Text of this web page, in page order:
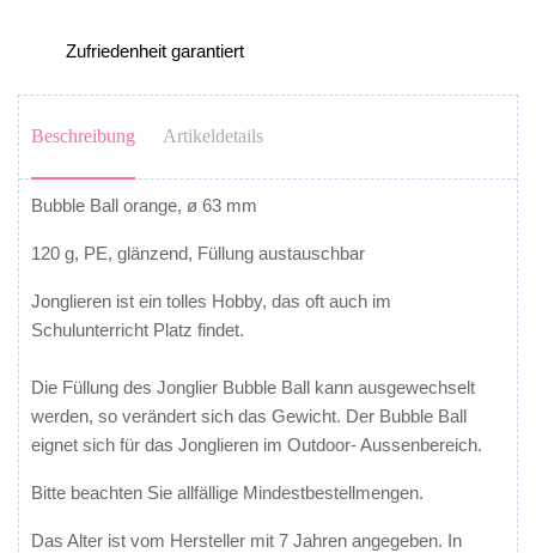
Zufriedenheit garantiert
Beschreibung Artikeldetails
Bubble Ball orange, ø 63 mm
120 g, PE, glänzend, Füllung austauschbar
Jonglieren ist ein tolles Hobby, das oft auch im
Schulunterricht Platz findet.
Die Füllung des Jonglier Bubble Ball kann ausgewechselt
werden, so verändert sich das Gewicht. Der Bubble Ball
eignet sich für das Jonglieren im Outdoor- Aussenbereich.
Bitte beachten Sie allfällige Mindestbestellmengen.
Das Alter ist vom Hersteller mit 7 Jahren angegeben. In